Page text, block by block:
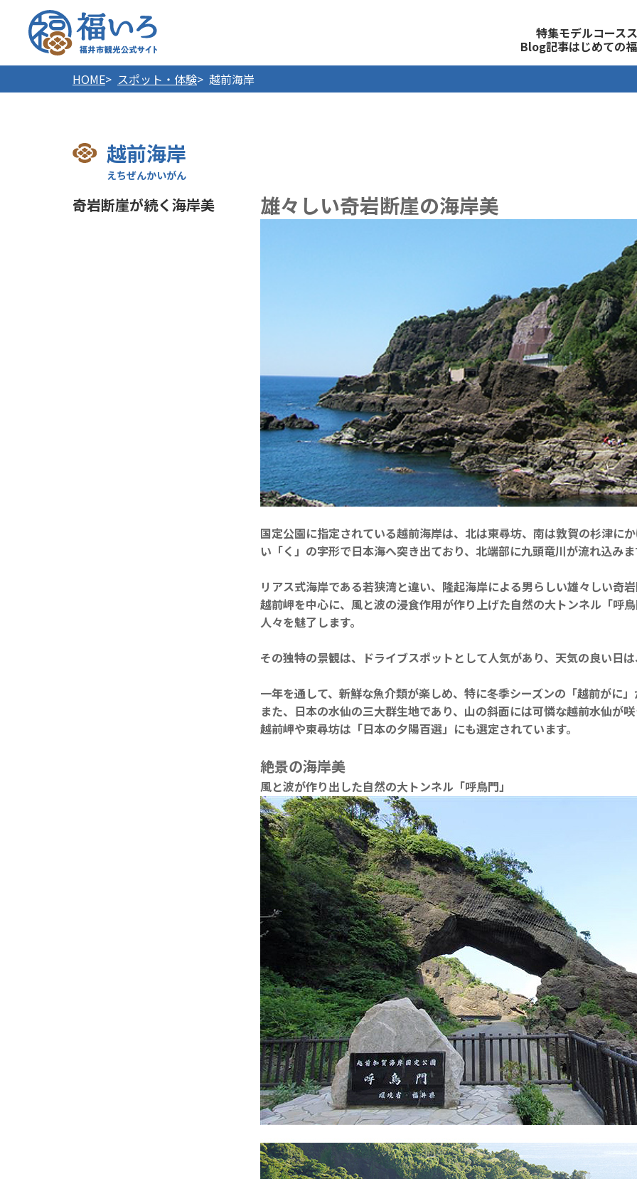
福井市観光公式サイ
特集モデルコース
Blog記事はじめての
HOME スポット・体験 越前海岸
越前海岸
奇岩断崖が続く海岸美 雄々しい奇岩断崖の海岸美
国定公園に指定されている越前海岸は、北は東尋坊、南は敦賀の杉津に
い「く」の字形で日本海へ突き出ており、北端部に九頭竜川が流れ込みま
リアス式海岸である若狭湾と違い、隆起海岸による男らしい雄々しい奇岩
越前岬を中心に、風と波の浸食作用が作り上げた自然の大トンネル「呼
人々を魅了します。
その独特の景観は、ドライブスポットとして人気があり、天気の良い日は
一年を通して、新鮮な魚介類が楽しめ、特に冬季シーズンの「越前がに」
また、日本の水仙の三大群生地であり、山の斜面には可憐な越前水仙が咲
越前岬や東尋坊は「日本の夕陽百選」にも選定されています。
絶景の海岸美
風と波が作り出した自然の大トンネル「呼鳥門」